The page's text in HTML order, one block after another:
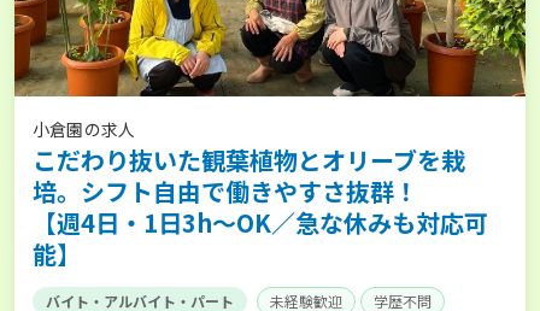
小倉園の求人
こだわり抜いた観葉植物とオリーブを栽
培。シフト自由で働きやすさ抜群！
【週4日・1日3h～OK／急な休みも対応可
能】
バイト・アルバイト・パート 未経験歓迎
学歴不問